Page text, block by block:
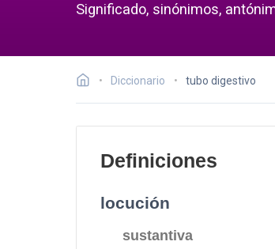
Significado, sinónimos,
Diccionario tubo digestivo
Definiciones
locución
sustantiva